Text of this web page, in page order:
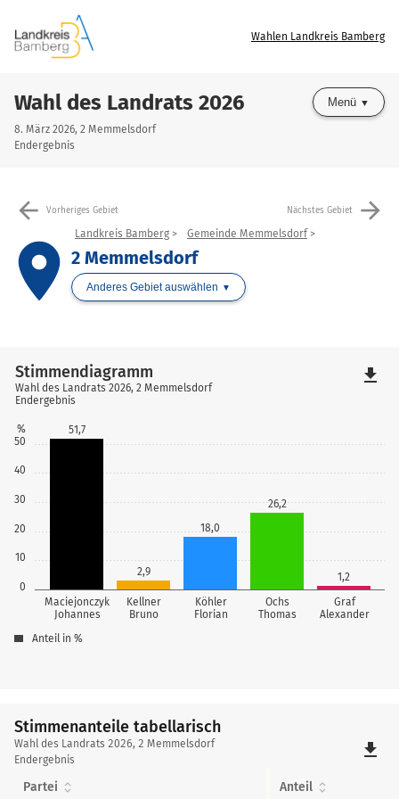
Wahlen Landkreis Bamberg
Wahl des Landrats 2026
8. März 2026, 2 Memmelsdorf
Endergebnis
Menü
arrow_back Vorheriges Gebiet Nächstes Gebiet arrow_forward
place
Landkreis Bamberg Gemeinde Memmelsdorf
2 Memmelsdorf
Anderes Gebiet auswählen
0
10
20
30
40
50
%
Maciejonczyk
Johannes
Kellner
Bruno
Köhler
Florian
Ochs
Thomas
Graf
Alexander
51,7
2,9
18,0
26,2
1,2
Stimmendiagramm
Wahl des Landrats 2026, 2 Memmelsdorf
Endergebnis
Anteil in %
file_download
Stimmenanteile tabellarisch
Stimmenanteile
tabellarisch
Wahl des Landrats 2026, 2 Memmelsdorf
Endergebnis
file_download
Partei Anteil